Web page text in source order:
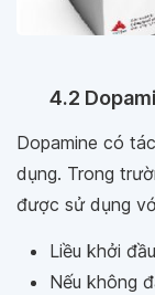
4.2
Dopamine có
dụng. Trong
được sử dụng
Liều khởi
Nếu không